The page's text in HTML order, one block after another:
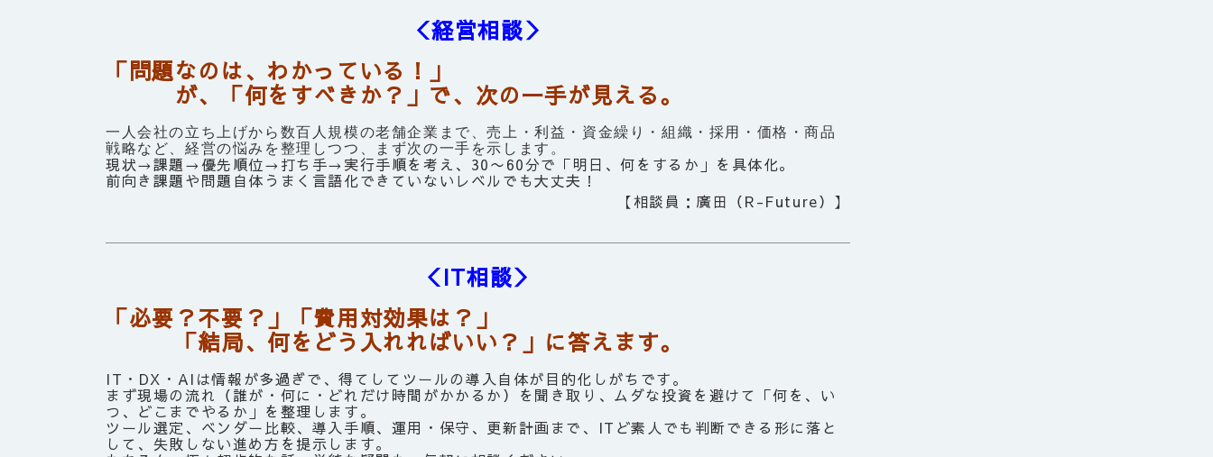
＜経営相談＞
「問題なのは、わかっている！」
が、「何をすべきか？」で、次の一手が見える。
一人会社の立ち上げから数百人規模の老舗企業まで、売上・利益・資金繰り・組織・採用・価格・商品
戦略など、経営の悩みを整理しつつ、まず次の一手を示します。
現状→課題→優先順位→打ち手→実行手順を考え、30〜60分で「明日、何をするか」を具体化。
前向き課題や問題自体うまく言語化できていないレベルでも大丈夫！
【相談員：廣田（R-Future）】
＜IT相談＞
「必要？不要？」「費用対効果は？」
「結局、何をどう入れればいい？」に答えます。
IT・DX・AIは情報が多過ぎで、得てしてツールの導入自体が目的化しがちです。
まず現場の流れ（誰が・何に・どれだけ時間がかかるか）を聞き取り、ムダな投資を避けて「何を、い
つ、どこまでやるか」を整理します。
ツール選定、ベンダー比較、導入手順、運用・保守、更新計画まで、ITど素人でも判断できる形に落と
して、失敗しない進め方を提示します。